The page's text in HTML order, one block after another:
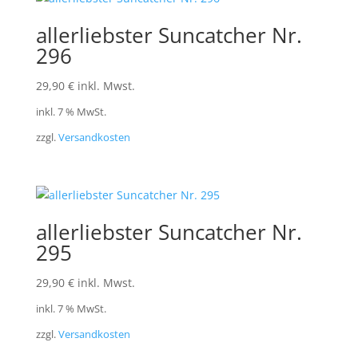
allerliebster Suncatcher Nr.
296
29,90 € inkl. Mwst.
inkl. 7 % MwSt.
zzgl.Versandkosten
allerliebster Suncatcher Nr.
295
29,90 € inkl. Mwst.
inkl. 7 % MwSt.
zzgl.Versandkosten